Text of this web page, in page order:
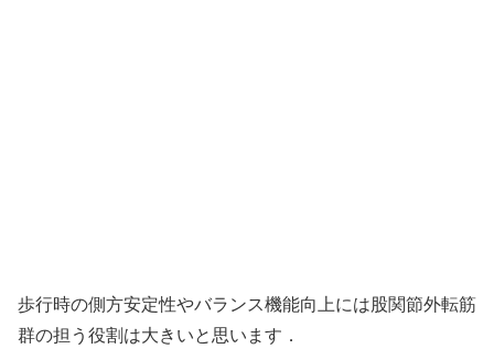
歩行時の側方安定性やバランス機能向上には股関節外転筋
群の担う役割は大きいと思います．